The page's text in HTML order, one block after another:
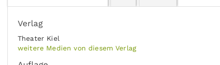
Verlag
Theater Kiel
weitere Medien von diesem Verlag